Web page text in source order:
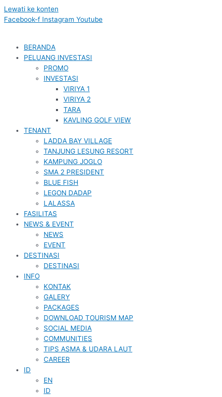
Lewati ke konten
Facebook-f Instagram Youtube
BERANDA
PELUANG INVESTASI
PROMO
INVESTASI
VIRIYA 1
VIRIYA 2
TARA
KAVLING GOLF VIEW
TENANT
LADDA BAY VILLAGE
TANJUNG LESUNG RESORT
KAMPUNG JOGLO
SMA 2 PRESIDENT
BLUE FISH
LEGON DADAP
LALASSA
FASILITAS
NEWS & EVENT
NEWS
EVENT
DESTINASI
DESTINASI
INFO
KONTAK
GALERY
PACKAGES
DOWNLOAD TOURISM MAP
SOCIAL MEDIA
COMMUNITIES
TIPS ASMA & UDARA LAUT
CAREER
ID
EN
ID